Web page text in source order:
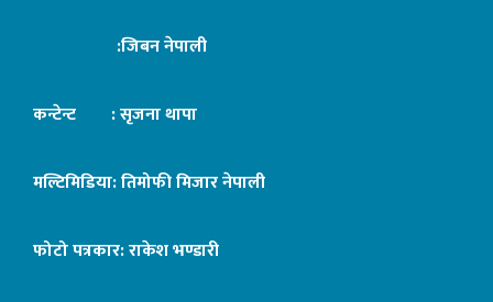
:जिबन नेपाली
कन्टेन्ट : सृजना थापा
मल्टिमिडिया: तिमोफी मिजार नेपाली
फोटो पत्रकार: राकेश भण्डारी